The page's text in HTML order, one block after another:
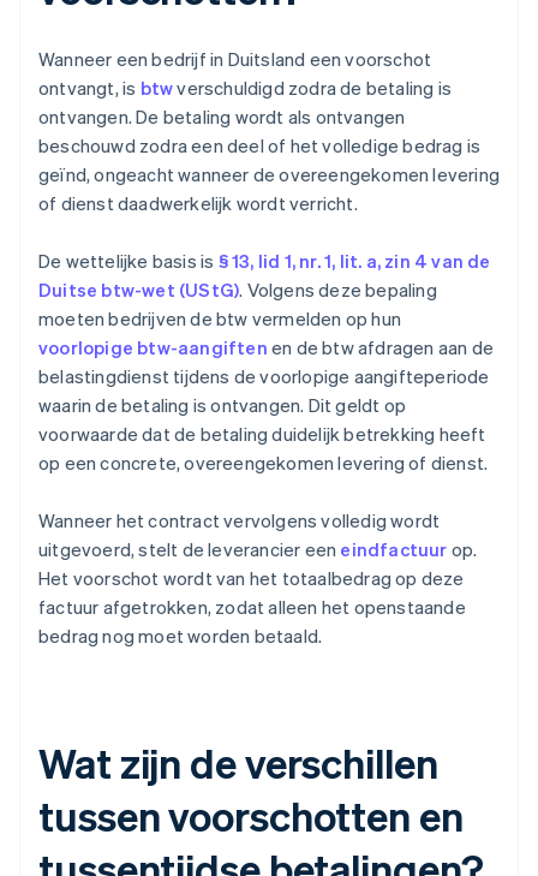
Wanneer een bedrijf in Duitsland een voorschot
ontvangt, is btwverschuldigd zodra de betaling is
ontvangen. De betaling wordt als ontvangen
beschouwd zodra een deel of het volledige bedrag is
geïnd, ongeacht wanneer de overeengekomen levering
of dienst daadwerkelijk wordt verricht.
De wettelijke basis is § 13, lid 1, nr. 1, lit. a, zin 4 van de
Duitse btw-wet (UStG). Volgens deze bepaling
moeten bedrijven de btw vermelden op hun
voorlopige btw-aangiften en de btw afdragen aan de
belastingdienst tijdens de voorlopige aangifteperiode
waarin de betaling is ontvangen. Dit geldt op
voorwaarde dat de betaling duidelijk betrekking heeft
op een concrete, overeengekomen levering of dienst.
Wanneer het contract vervolgens volledig wordt
uitgevoerd, stelt de leverancier een eindfactuur op.
Het voorschot wordt van het totaalbedrag op deze
factuur afgetrokken, zodat alleen het openstaande
bedrag nog moet worden betaald.
Wat zijn de verschillen
tussen voorschotten en